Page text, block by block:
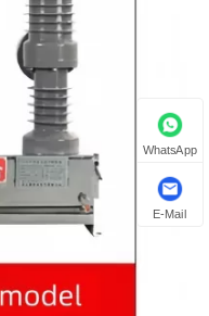
WhatsApp
E-Mail